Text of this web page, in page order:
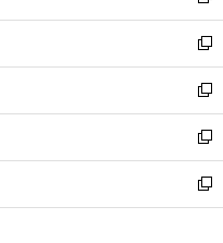
開
く
ウ
ィ
ン
ド
ウ
で
開
く
し
い
ウ
ィ
ン
ド
ウ
で
開
新
し
い
ウ
ィ
ン
ド
ウ
新
し
い
ウ
ィ
ン
新
し
い
ウ
新
し